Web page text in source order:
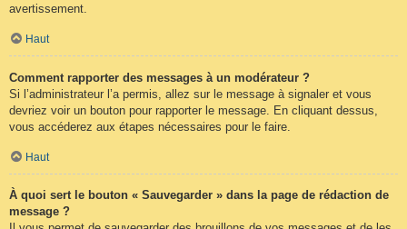
avertissement.
Haut
Comment rapporter des messages à un modérateur ?
Si l’administrateur l’a permis, allez sur le message à signaler et vous
devriez voir un bouton pour rapporter le message. En cliquant dessus,
vous accéderez aux étapes nécessaires pour le faire.
Haut
À quoi sert le bouton « Sauvegarder » dans la page de rédaction de
message ?